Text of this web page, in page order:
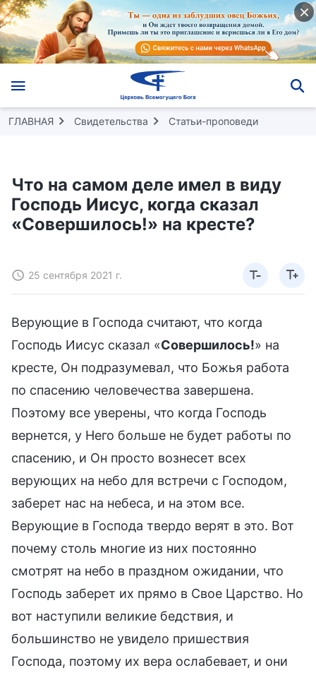
ГЛАВНАЯ Свидетельства Статьи-проповеди
Что на самом деле имел в виду
Господь Иисус, когда сказал
«Совершилось!» на кресте?
25 сентября 2021 г.
Верующие в Господа считают, что когда
Господь Иисус сказал «Совершилось!» на
кресте, Он подразумевал, что Божья работа
по спасению человечества завершена.
Поэтому все уверены, что когда Господь
вернется, у Него больше не будет работы по
спасению, и Он просто вознесет всех
верующих на небо для встречи с Господом,
заберет нас на небеса, и на этом все.
Верующие в Господа твердо верят в это. Вот
почему столь многие из них постоянно
смотрят на небо в праздном ожидании, что
Господь заберет их прямо в Свое Царство. Но
вот наступили великие бедствия, и
большинство не увидело пришествия
Господа, поэтому их вера ослабевает, и они